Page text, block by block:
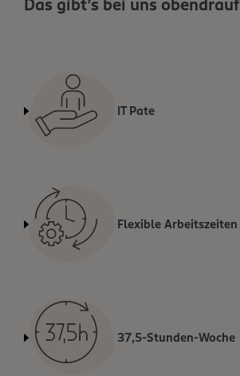
Das gibt’s bei uns obendrauf
IT Pate
Flexible Arbeitszeiten
37,5-Stunden-Woche